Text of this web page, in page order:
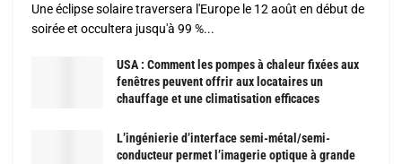
Une éclipse solaire traversera l'Europe le 12 août en début de
soirée et occultera jusqu'à 99 %...
USA : Comment les pompes à chaleur fixées aux
fenêtres peuvent offrir aux locataires un
chauffage et une climatisation efficaces
L’ingénierie d’interface semi-métal/semi-
conducteur permet l’imagerie optique à grande